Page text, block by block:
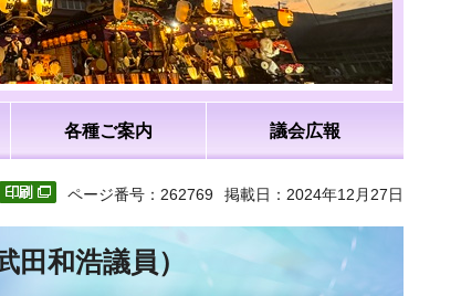
各種ご案内 議会広報
ページ番号：262769 掲載日：2024年12月27日
和浩議員）